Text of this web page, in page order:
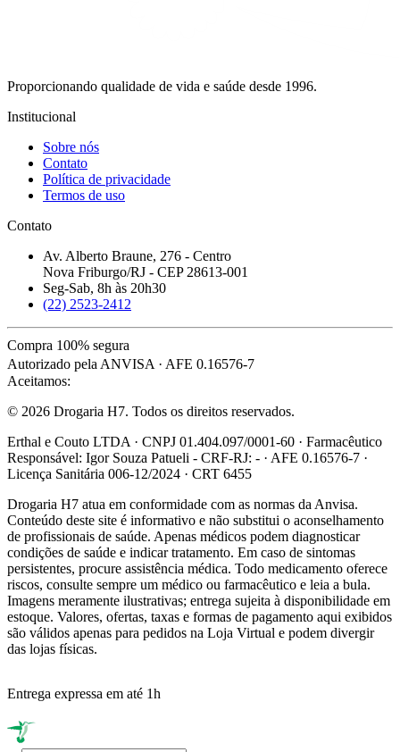
Proporcionando qualidade de vida e saúde desde 1996.
Institucional
Sobre nós
Contato
Política de privacidade
Termos de uso
Contato
Av. Alberto Braune, 276 - Centro
Nova Friburgo/RJ - CEP 28613-001
Seg-Sab, 8h às 20h30
(22) 2523-2412
Compra 100% segura
Autorizado pela ANVISA · AFE 0.16576-7
Aceitamos:
© 2026 Drogaria H7. Todos os direitos reservados.
Erthal e Couto LTDA · CNPJ 01.404.097/0001-60 · Farmacêutico
Responsável: Igor Souza Patueli - CRF-RJ: - · AFE 0.16576-7 ·
Licença Sanitária 006-12/2024 · CRT 6455
Drogaria H7 atua em conformidade com as normas da Anvisa.
Conteúdo deste site é informativo e não substitui o aconselhamento
de profissionais de saúde. Apenas médicos podem diagnosticar
condições de saúde e indicar tratamento. Em caso de sintomas
persistentes, procure assistência médica. Todo medicamento oferece
riscos, consulte sempre um médico ou farmacêutico e leia a bula.
Imagens meramente ilustrativas; entrega sujeita à disponibilidade em
estoque. Valores, ofertas, taxas e formas de pagamento aqui exibidos
são válidos apenas para pedidos na Loja Virtual e podem divergir
das lojas físicas.
Entrega expressa em até 1h